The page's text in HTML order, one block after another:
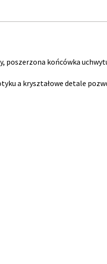
poszerzona końcówka
a kryształowe detale